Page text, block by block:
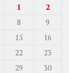
1
2
8
9
15
16
22
23
29
30